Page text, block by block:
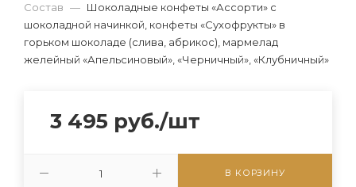
Состав — Шоколадные конфеты «Ассорти» с
шоколадной начинкой, конфеты «Сухофрукты» в
горьком шоколаде (слива, абрикос), мармелад
желейный «Апельсиновый», «Черничный», «Клубничный»
3 495 руб./шт
В КОРЗИНУ